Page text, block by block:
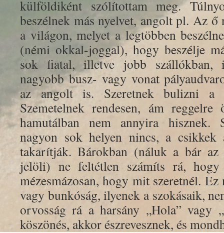
külföldiként szólítottam meg.
beszélnek más nyelvet, angolt pl. Az
a világon, melyet a legtöbben
(némi okkal-joggal), hogy beszélje
sok fiatal, illetve jobb szállókban,
nagyobb busz- vagy vonat
az angolt is. Szeretnek bulizni a
Szemetelnek rendesen, ám
hamutálban nem annyira hisznek.
nagyon sok helyen nincs, a
takarítják. Bárokban (náluk a bár az
jelöli) ne feltétlen számíts rá,
mézesmázosan, hogy mit szeretnél.
vagy bunkóság, ilyenek a szokásaik,
orvosság rá a harsány „Hola” vagy
köszönés, akkor észrevesznek, és